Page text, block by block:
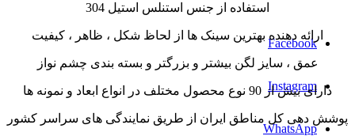
Facebook
Instagram
WhatsApp
استفاده از جنس استنلس استیل 304
ارائه دهنده بهترین سینک ها از لحاظ شکل ، ظاهر ، کیفیت
عمق ، سایز لگن بیشتر و بزرگتر و بسته بندی چشم نواز
دارای بیش از 90 نوع محصول مختلف در انواع ابعاد و نمونه ها
پوشش دهی کل مناطق ایران از طریق نمایندگی های سراسر کشور